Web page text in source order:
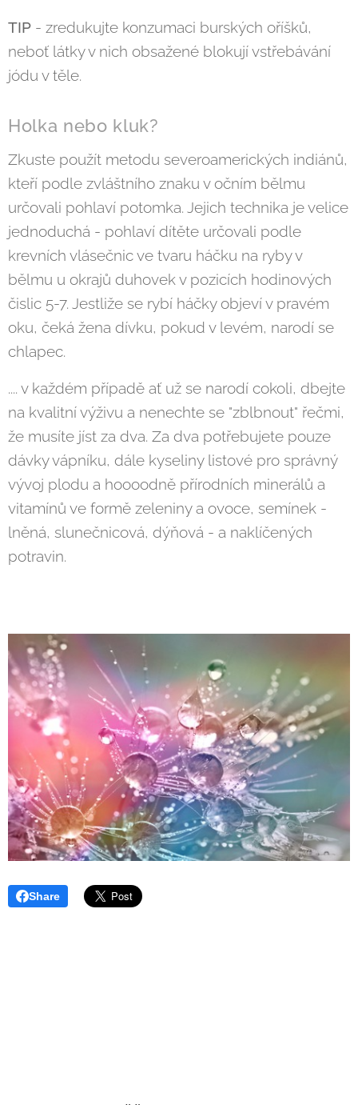
TIP - zredukujte konzumaci burských oříšků,
neboť látky v nich obsažené blokují vstřebávání
jódu v těle.
Holka nebo kluk?
Zkuste použít metodu severoamerických indiánů,
kteří podle zvláštního znaku v očním bělmu
určovali pohlaví potomka. Jejich technika je velice
jednoduchá - pohlaví dítěte určovali podle
krevních vlásečnic ve tvaru háčku na ryby v
bělmu u okrajů duhovek v pozicích hodinových
čislic 5-7. Jestliže se rybí háčky objeví v pravém
oku, čeká žena dívku, pokud v levém, narodí se
chlapec.
.... v každém případě ať už se narodí cokoli, dbejte
na kvalitní výživu a nenechte se "zblbnout" řečmi,
že musíte jíst za dva. Za dva potřebujete pouze
dávky vápníku, dále kyseliny listové pro správný
vývoj plodu a hoooodně přírodních minerálů a
vitamínů ve formě zeleniny a ovoce, semínek -
lněná, slunečnicová, dýňová - a naklíčených
potravin.
Share